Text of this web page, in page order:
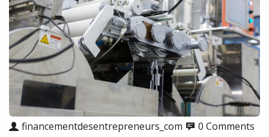
financementdesentrepreneurs_com
0 Comments